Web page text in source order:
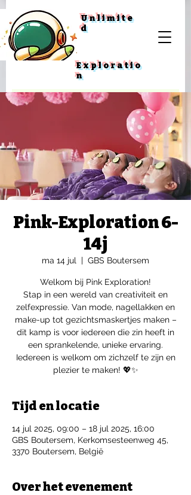
Unlimite
d
Exploratio
n
Pink-Exploration 6-
14j
ma 14 jul
  |
GBS Boutersem
Welkom bij Pink Exploration!
Stap in een wereld van creativiteit en
zelfexpressie. Van mode, nagellakken en
make-up tot gezichtsmaskertjes maken –
dit kamp is voor iedereen die zin heeft in
een sprankelende, unieke ervaring.
Iedereen is welkom om zichzelf te zijn en
plezier te maken! 💖✨
Tijd en locatie
14 jul 2025, 09:00 – 18 jul 2025, 16:00
GBS Boutersem, Kerkomsesteenweg 45,
3370 Boutersem, België
Over het evenement